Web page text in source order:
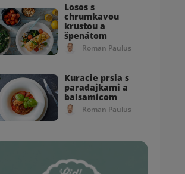
Losos s
chrumkavou
krustou a
špenátom
Roman Paulus
Kuracie prsia s
paradajkami a
balsamicom
Roman Paulus